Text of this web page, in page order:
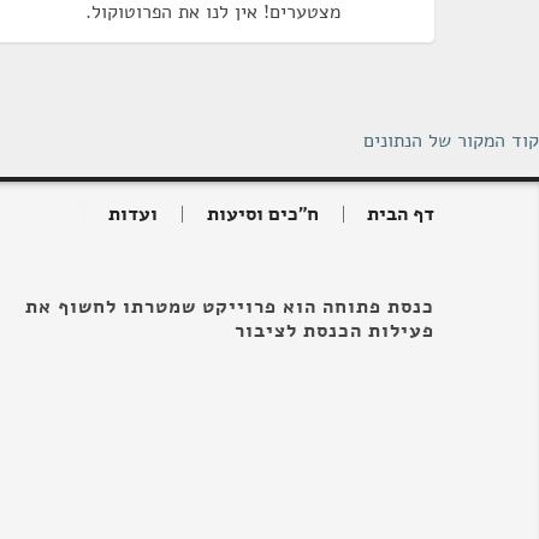
מצטערים! אין לנו את הפרוטוקול.
קוד המקור של הנתונים
דף הבית ח"כים וסיעות ועדות
כנסת פתוחה הוא פרוייקט שמטרתו לחשוף את
פעילות הכנסת לציבור